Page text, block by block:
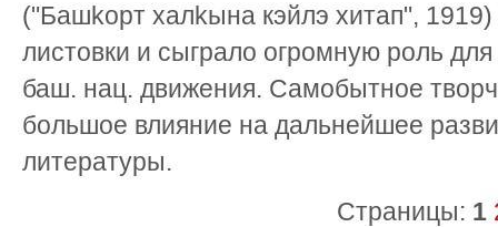
("Башkорт халkына кэйлэ хитап",
листовки и сыграло огромную роль
баш. нац. движения. Самобытное
большое влияние на дальнейшее
литературы.
Страницы: 1